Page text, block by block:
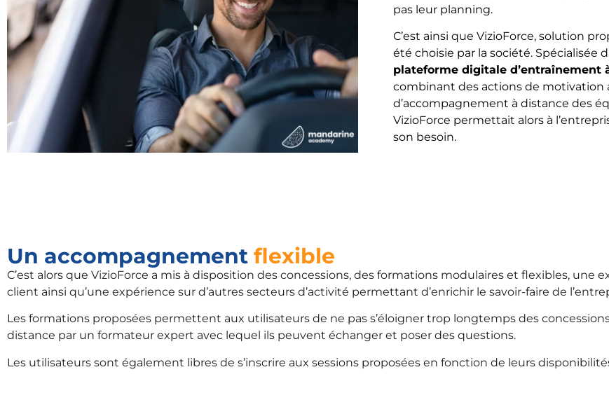
pas leur planning.
C’est ainsi que VizioForce, solution
été choisie par la société. Spécialisée
plateforme digitale d’entraînement
combinant des actions de motivation
d’accompagnement à distance des
VizioForce permettait alors à
son besoin.
Un accompagnement flexible
C’est alors que VizioForce a mis à disposition des concessions, des formations modulaires et flexibles, une
client ainsi qu’une expérience sur d’autres secteurs d’activité permettant d’enrichir le savoir-faire de
Les formations proposées permettent aux utilisateurs de ne pas s’éloigner trop longtemps des
distance par un formateur expert avec lequel ils peuvent échanger et poser des questions.
Les utilisateurs sont également libres de s’inscrire aux sessions proposées en fonction de leurs